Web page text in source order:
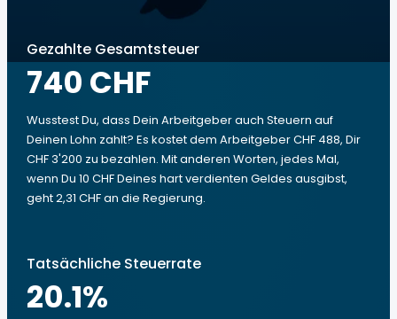
Gezahlte Gesamtsteuer
740 CHF
Wusstest Du, dass Dein Arbeitgeber auch Steuern auf
Deinen Lohn zahlt? Es kostet dem Arbeitgeber CHF 488, Dir
CHF 3'200 zu bezahlen. Mit anderen Worten, jedes Mal,
wenn Du 10 CHF Deines hart verdienten Geldes ausgibst,
geht 2,31 CHF an die Regierung.
Tatsächliche Steuerrate
20.1%